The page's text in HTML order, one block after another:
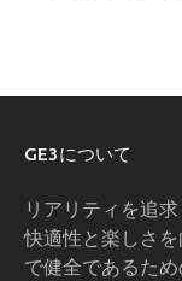
GE3について
リアリティを追
快適性と楽しさ
で健全であるた